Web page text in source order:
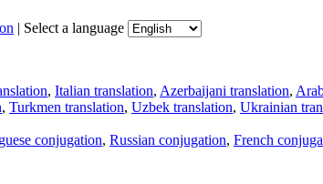
| Select a language
, Italian translation, Azerbaijani translation,
, Turkmen translation, Uzbek translation, Ukrainian
conjugation, Russian conjugation, French